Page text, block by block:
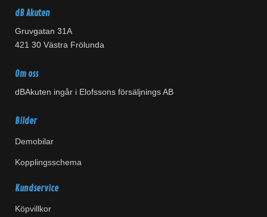
dB Akuten
Gruvgatan 31A
421 30 Västra Frölunda
Om oss
dBAkuten ingår i Elofssons försäljnings AB
Bilder
Demobilar
Kopplingsschema
Kundservice
Köpvillkor